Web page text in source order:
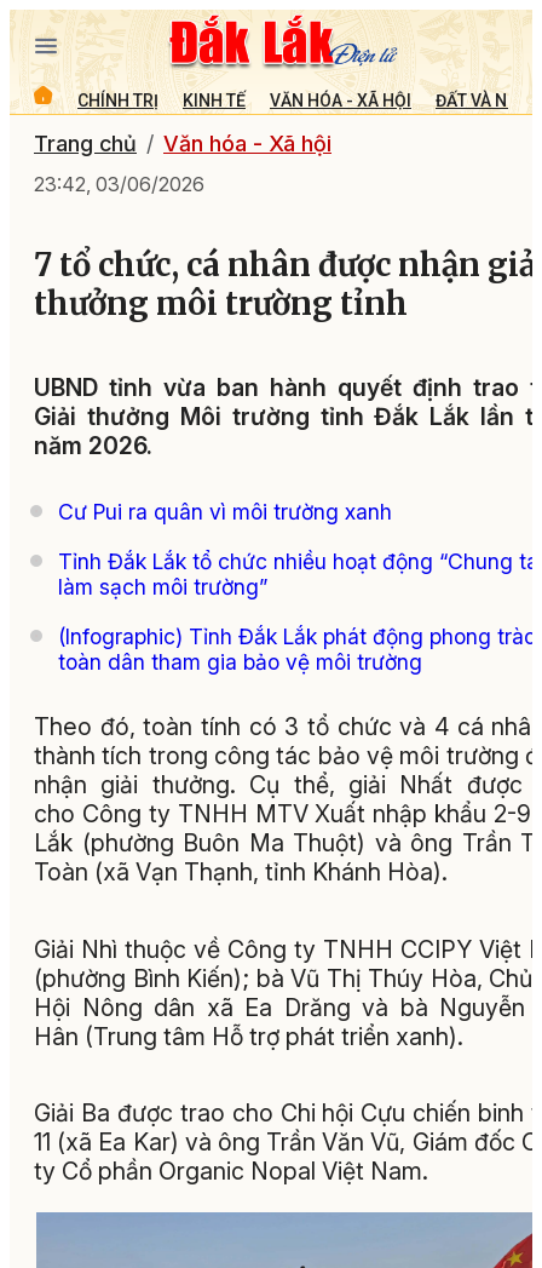
CHÍNH TRỊ KINH TẾ VĂN HÓA - XÃ HỘI ĐẤT VÀ
Trang chủ Văn hóa - Xã hội
23:42, 03/06/2026
7 tổ chức, cá nhân được nhận
thưởng môi trường tỉnh
UBND tỉnh vừa ban hành quyết định trao
Giải thưởng Môi trường tỉnh Đắk Lắk lần
năm 2026.
Cư Pui ra quân vì môi trường xanh
Tỉnh Đắk Lắk tổ chức nhiều hoạt động “Chung
làm sạch môi trường”
(Infographic) Tỉnh Đắk Lắk phát động phong trào
toàn dân tham gia bảo vệ môi trường
Theo đó, toàn tính có 3 tổ chức và 4 cá
thành tích trong công tác bảo vệ môi trường
nhận giải thưởng. Cụ thể, giải Nhất được
cho Công ty TNHH MTV Xuất nhập khẩu 2-9
Lắk (phường Buôn Ma Thuột) và ông Trần
Toàn (xã Vạn Thạnh, tỉnh Khánh Hòa).
Giải Nhì thuộc về Công ty TNHH CCIPY Việt
(phường Bình Kiến); bà Vũ Thị Thúy Hòa, Chủ
Hội Nông dân xã Ea Drăng và bà Nguyễn
Hân (Trung tâm Hỗ trợ phát triển xanh).
Giải Ba được trao cho Chi hội Cựu chiến binh
11 (xã Ea Kar) và ông Trần Văn Vũ, Giám đốc
ty Cổ phần Organic Nopal Việt Nam.